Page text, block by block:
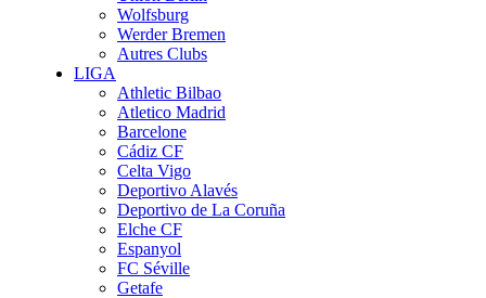
Wolfsburg
Werder Bremen
Autres Clubs
LIGA
Athletic Bilbao
Atletico Madrid
Barcelone
Cádiz CF
Celta Vigo
Deportivo Alavés
Deportivo de La Coruña
Elche CF
Espanyol
FC Séville
Getafe